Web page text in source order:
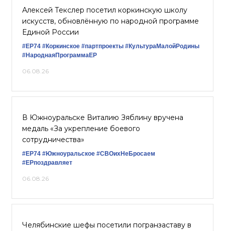
Алексей Текслер посетил коркинскую школу
искусств, обновлённую по народной программе
Единой России
#ЕР74 #Коркинское #партпроекты #КультураМалойРодины
#НароднаяПрограммаЕР
06.08.26
В Южноуральске Виталию Зяблину вручена
медаль «За укрепление боевого
сотрудничества»
#ЕР74 #Южноуральское #СВОихНеБросаем
#ЕРпоздравляет
06.08.26
Челябинские шефы посетили погранзаставу в